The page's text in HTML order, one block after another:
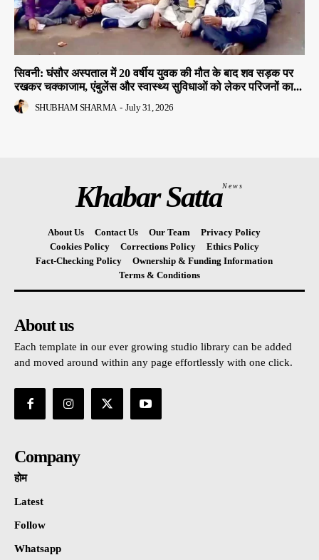
सिवनी: घंसौर अस्पताल में 20 वर्षीय युवक की मौत के बाद शव सड़क पर
रखकर चक्काजाम, एंबुलेंस और स्वास्थ्य सुविधाओं को लेकर परिजनों का...
SHUBHAM SHARMA - July 31, 2026
Khabar SattaNews
About Us Contact Us Our Team
Privacy Policy
Cookies Policy
Corrections Policy
Ethics Policy
Fact-Checking Policy
Ownership & Funding Information
Terms & Conditions
About us
Each template in our ever growing studio library can be added
and moved around within any page effortlessly with one click.
Company
होम
Latest
Follow
Whatsapp